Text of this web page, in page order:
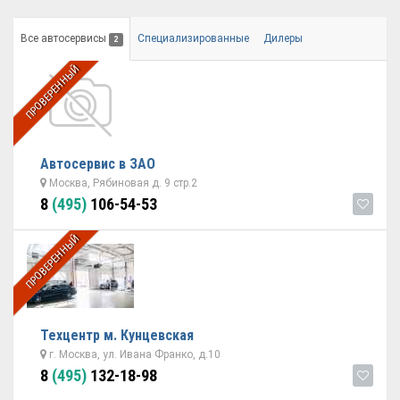
Все автосервисы 2 Специализированные Дилеры
ПРОВЕРЕННЫЙ
Автосервис в ЗАО
Москва, Рябиновая д. 9 стр.2
8 (495) 106-54-53
ПРОВЕРЕННЫЙ
Техцентр м. Кунцевская
г. Москва, ул. Ивана Франко, д.10
8 (495) 132-18-98